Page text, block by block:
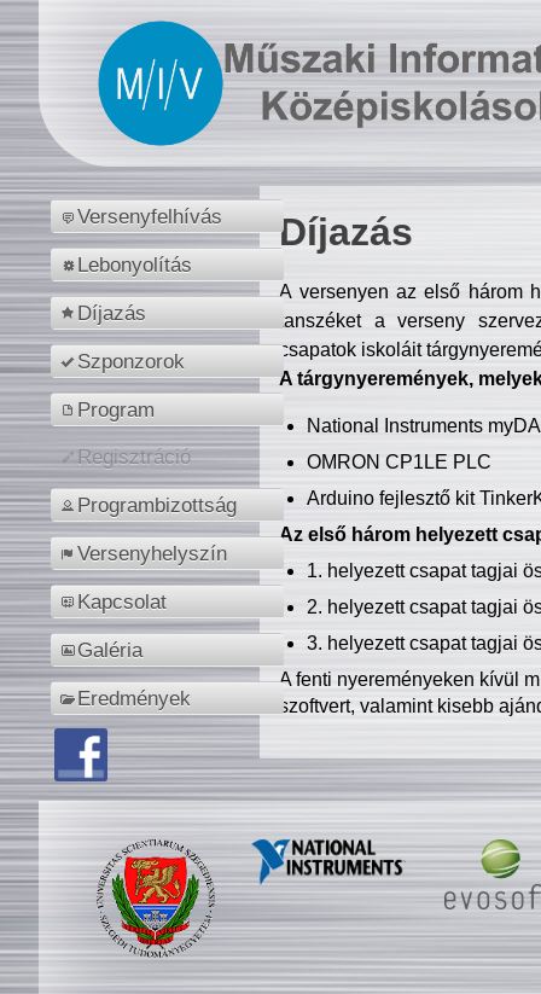
Versenyfelhívás
Lebonyolítás
Díjazás
Szponzorok
Program
Regisztráció
Programbizottság
Versenyhelyszín
Kapcsolat
Galéria
Eredmények
Díjazás
A versenyen az első három
tanszéket a verseny
csapatok iskoláit
A tárgynyeremények,
National Instruments
OMRON CP1LE PLC
Arduino fejlesztő kit
Az első három helyezett
1. helyezett csapat tagjai
2. helyezett csapat tagjai
3. helyezett csapat tagjai
A fenti nyereményeken kívül
szoftvert, valamint kisebb